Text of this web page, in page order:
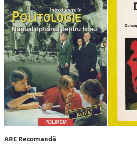
ARC Recomandă